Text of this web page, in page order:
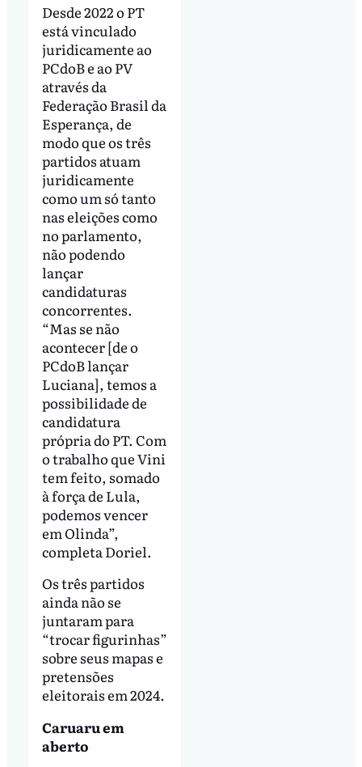
Desde 2022 o PT
está vinculado
juridicamente ao
PCdoB e ao PV
através da
Federação Brasil da
Esperança, de
modo que os três
partidos atuam
juridicamente
como um só tanto
nas eleições como
no parlamento,
não podendo
lançar
candidaturas
concorrentes.
“Mas se não
acontecer [de o
PCdoB lançar
Luciana], temos a
possibilidade de
candidatura
própria do PT. Com
o trabalho que Vini
tem feito, somado
à força de Lula,
podemos vencer
em Olinda”,
completa Doriel.
Os três partidos
ainda não se
juntaram para
“trocar figurinhas”
sobre seus mapas e
pretensões
eleitorais em 2024.
Caruaru em
aberto